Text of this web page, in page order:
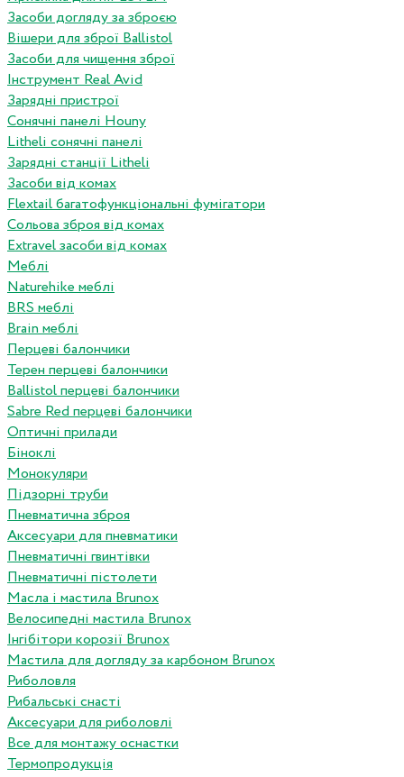
Засоби догляду за зброєю
Вішери для зброї Ballistol
Засоби для чищення зброї
Інструмент Real Avid
Зарядні пристрої
Сонячні панелі Houny
Litheli сонячні панелі
Зарядні станції Litheli
Засоби від комах
Flextail багатофункціональні фумігатори
Сольова зброя від комах
Extravel засоби від комах
Меблі
Naturehike меблі
BRS меблі
Brain меблі
Перцеві балончики
Терен перцеві балончики
Ballistol перцеві балончики
Sabre Red перцеві балончики
Оптичні прилади
Біноклі
Монокуляри
Підзорні труби
Пневматична зброя
Аксесуари для пневматики
Пневматичні гвинтівки
Пневматичні пістолети
Масла і мастила Brunox
Велосипедні мастила Brunox
Інгібітори корозії Brunox
Мастила для догляду за карбоном Brunox
Риболовля
Рибальські снасті
Аксесуари для риболовлі
Все для монтажу оснастки
Термопродукція